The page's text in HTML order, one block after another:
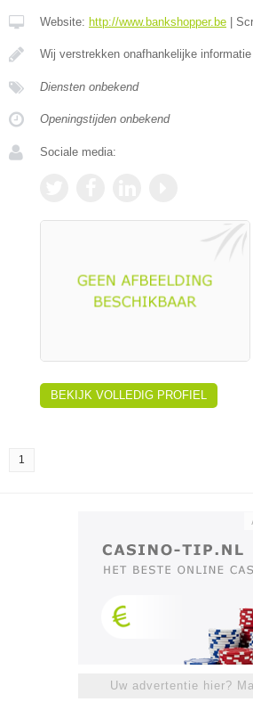
Website: http://www.bankshopper.be
Wij verstrekken onafhankelijke
Diensten onbekend
Openingstijden onbekend
Sociale media:
BEKIJK VOLLEDIG PROFIEL
1
Uw advertentie hier?